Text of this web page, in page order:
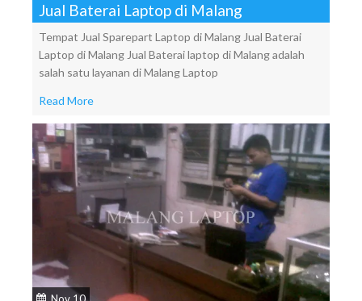
Jual Baterai Laptop di Malang
Tempat Jual Sparepart Laptop di Malang Jual Baterai
Laptop di Malang Jual Baterai laptop di Malang adalah
salah satu layanan di Malang Laptop
Read More